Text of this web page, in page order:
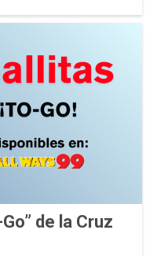
de la Cruz